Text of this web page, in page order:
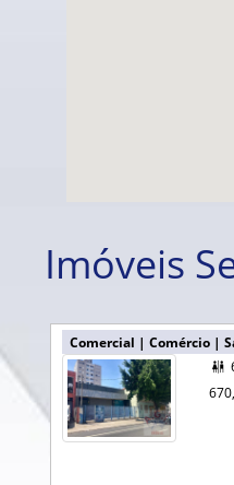
Imóveis
Comercial | Comércio |
